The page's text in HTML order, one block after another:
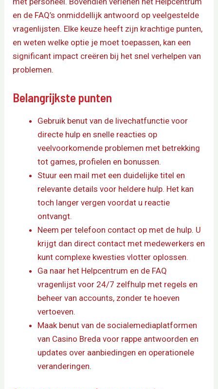
en de FAQ’s onmiddellijk antwoord op veelgestelde
vragenlijsten. Elke keuze heeft zijn krachtige punten,
en weten welke optie je moet toepassen, kan een
significant impact creëren bij het snel verhelpen van
problemen.
Belangrijkste punten
Gebruik benut van de livechatfunctie voor
directe hulp en snelle reacties op
veelvoorkomende problemen met betrekking
tot games, profielen en bonussen.
Stuur een mail met een duidelijke titel en
relevante details voor heldere hulp. Het kan
toch langer vergen voordat u reactie
ontvangt.
Neem per telefoon contact op met de hulp. U
krijgt dan direct contact met medewerkers en
kunt complexe kwesties vlotter oplossen.
Ga naar het Helpcentrum en de FAQ
vragenlijst voor 24/7 zelfhulp met regels en
beheer van accounts, zonder te hoeven
vertoeven.
Maak benut van de socialemediaplatformen
van Casino Breda voor rappe antwoorden en
updates over aanbiedingen en operationele
veranderingen.